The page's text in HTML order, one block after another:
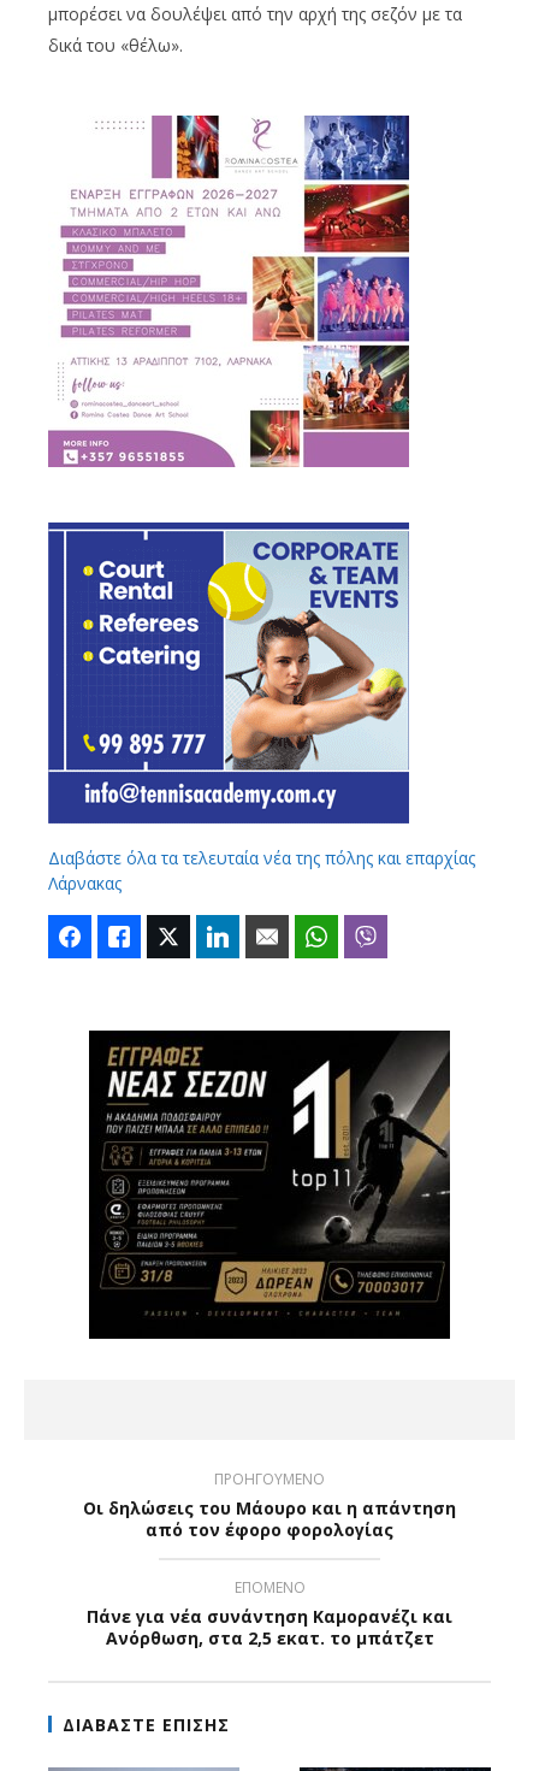
μπορέσει να δουλέψει από την αρχή της σεζόν με τα
δικά του «θέλω».
Διαβάστε όλα τα τελευταία νέα της πόλης και επαρχίας
Λάρνακας
FacebookLike Twitter LinkedIn Email WhatsApp
ΠΡΟΗΓΟΥΜΕΝΟ
Οι δηλώσεις του Μάουρο και η απάντηση
από τον έφορο φορολογίας
ΕΠΟΜΕΝΟ
Πάνε για νέα συνάντηση Καμορανέζι και
Ανόρθωση, στα 2,5 εκατ. το μπάτζετ
ΔΙΑΒΑΣΤΕ ΕΠΙΣΗΣ